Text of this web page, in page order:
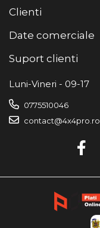
Clienti
Date comerciale
Suport clienti
Luni-Vineri - 09-17
0775510046
contact@4x4pro.ro